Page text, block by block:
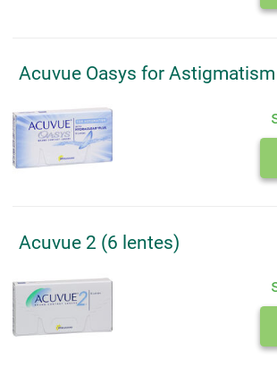
Acuvue Oasys for
Acuvue 2 (6 lentes)